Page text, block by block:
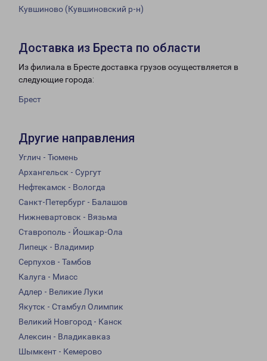
Кувшиново (Кувшиновский р-н)
Доставка из Бреста по области
Из филиала в Бресте доставка грузов осуществляется в
следующие города:
Брест
Другие направления
Углич - Тюмень
Архангельск - Сургут
Нефтекамск - Вологда
Санкт-Петербург - Балашов
Нижневартовск - Вязьма
Ставрополь - Йошкар-Ола
Липецк - Владимир
Серпухов - Тамбов
Калуга - Миасс
Адлер - Великие Луки
Якутск - Стамбул Олимпик
Великий Новгород - Канск
Алексин - Владикавказ
Шымкент - Кемерово